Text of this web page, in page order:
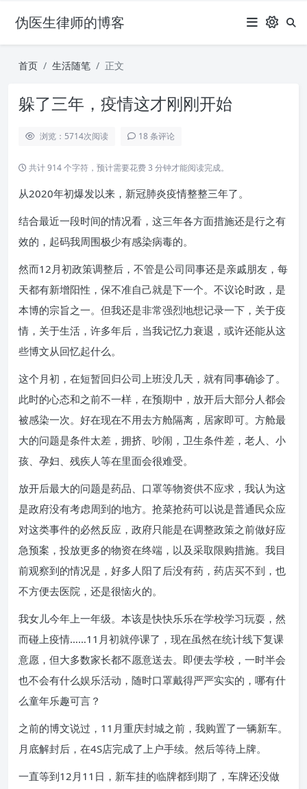
伪医生律师的博客
首页 生活随笔 正文
躲了三年，疫情这才刚刚开始
浏览：5714次阅读 18 条评论
共计 914 个字符，预计需要花费 3 分钟才能阅读完成。
从2020年初爆发以来，新冠肺炎疫情整整三年了。
结合最近一段时间的情况看，这三年各方面措施还是行之有
效的，起码我周围极少有感染病毒的。
然而12月初政策调整后，不管是公司同事还是亲戚朋友，每
天都有新增阳性，保不准自己就是下一个。 不议论时政，是
本博的宗旨之一。但我还是非常强烈地想记录一下，关于疫
情，关于生活，许多年后，当我记忆力衰退，或许还能从这
些博文从回忆起什么。
这个月初，在短暂回归公司上班没几天，就有同事确诊了。
此时的心态和之前不一样，在预期中，放开后大部分人都会
被感染一次。好在现在不用去方舱隔离，居家即可。方舱最
大的问题是条件太差，拥挤、吵闹，卫生条件差，老人、小
孩、孕妇、残疾人等在里面会很难受。
放开后最大的问题是药品、口罩等物资供不应求，我认为这
是政府没有考虑周到的地方。抢菜抢药可以说是普通民众应
对这类事件的必然反应，政府只能是在调整政策之前做好应
急预案，投放更多的物资在终端，以及采取限购措施。我目
前观察到的情况是，好多人阳了后没有药，药店买不到，也
不方便去医院，还是很恼火的。
我女儿今年上一年级。本该是快快乐乐在学校学习玩耍，然
而碰上疫情……11月初就停课了，现在虽然在统计线下复课
意愿，但大多数家长都不愿意送去。即便去学校，一时半会
也不会有什么娱乐活动，随时口罩戴得严严实实的，哪有什
么童年乐趣可言？
之前的博文说过，11月重庆封城之前，我购置了一辆新车。
月底解封后，在4S店完成了上户手续。然后等待上牌。
一直等到12月11日，新车挂的临牌都到期了，车牌还没做